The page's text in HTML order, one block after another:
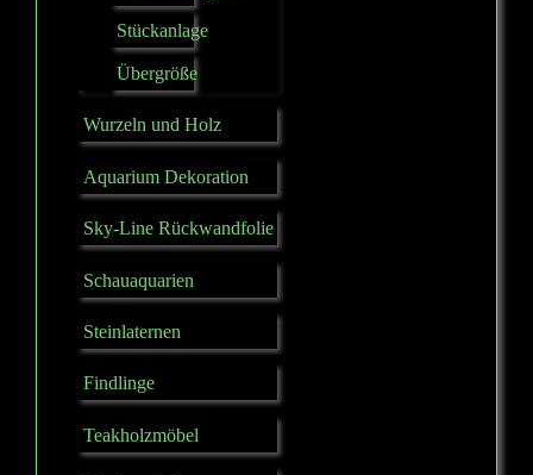
Stückanlage
Übergröße
Wurzeln und Holz
Aquarium Dekoration
Sky-Line Rückwandfolie
Schauaquarien
Steinlaternen
Findlinge
Teakholzmöbel